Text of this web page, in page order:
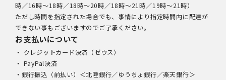
時／16時～18時／18時～20時／18時～21時／19時～21時）
ただし時間を指定された場合でも、事情により指定時間内に配達が
できない事もございますのでご了承ください。
お支払いについて
・ クレジットカード決済（ゼウス）
・ PayPal決済
・銀行振込（前払い）＜北陸銀行／ゆうちょ銀行／楽天銀行＞